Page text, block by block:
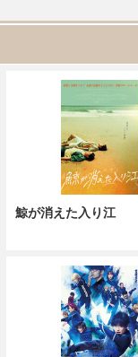
鯨が消えた入り江